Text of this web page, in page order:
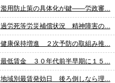
濫用防止策の具体化が鍵――労政審...
過労死等労災補償状況 精神障害の...
健康保持増進 ２次予防の取組み推...
最低賃金 ３０年代前半早期に１５...
地域別最賃発効日 後ろ倒しなら理...